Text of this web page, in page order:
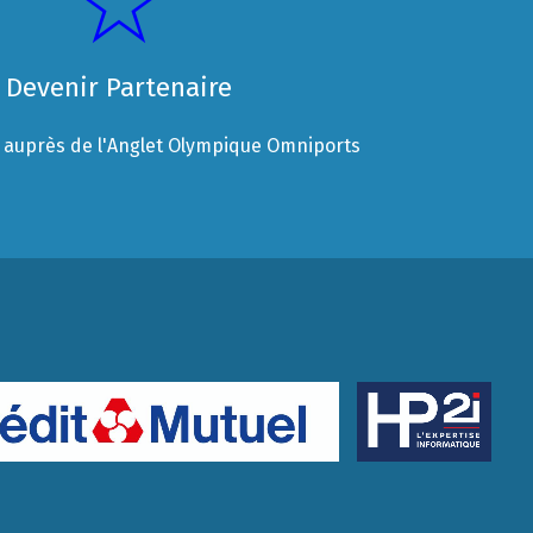
Devenir Partenaire
auprès de l'Anglet Olympique Omniports